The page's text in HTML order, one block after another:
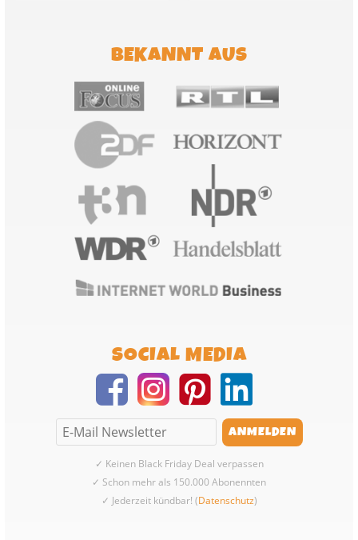
BEKANNT AUS
SOCIAL MEDIA
✓ Keinen Black Friday Deal verpassen
✓ Schon mehr als 150.000 Abonennten
✓ Jederzeit kündbar! (Datenschutz)